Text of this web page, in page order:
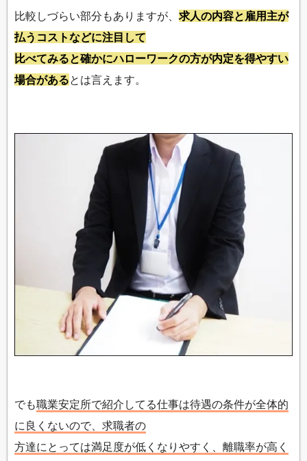
比較しづらい部分もありますが、 求人の内容と雇用主が
払うコストなどに注目して
比べてみると確かにハローワークの方が内定を得やすい
場合があるとは言えます。
でも職業安定所で紹介してる仕事は待遇の条件が全体的
に良くないので、求職者の
方達にとっては満足度が低くなりやすく、離職率が高く